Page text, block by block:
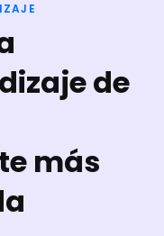
de
más